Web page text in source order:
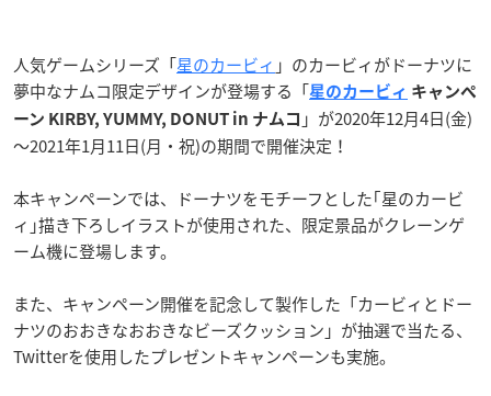
人気ゲームシリーズ「星のカービィ 」のカービィがドーナツに
夢中なナムコ限定デザインが登場する「星のカービィ キャンペ
ーン KIRBY, YUMMY, DONUT in ナムコ 」が2020年12月4日(金)
～2021年1月11日(月・祝)の期間で開催決定！
本キャンペーンでは、ドーナツをモチーフとした｢星のカービ
ィ｣描き下ろしイラストが使用された、限定景品がクレーンゲ
ーム機に登場します。
また、キャンペーン開催を記念して製作した「カービィとドー
ナツのおおきなおおきなビーズクッション」が抽選で当たる、
Twitterを使用したプレゼントキャンペーンも実施。